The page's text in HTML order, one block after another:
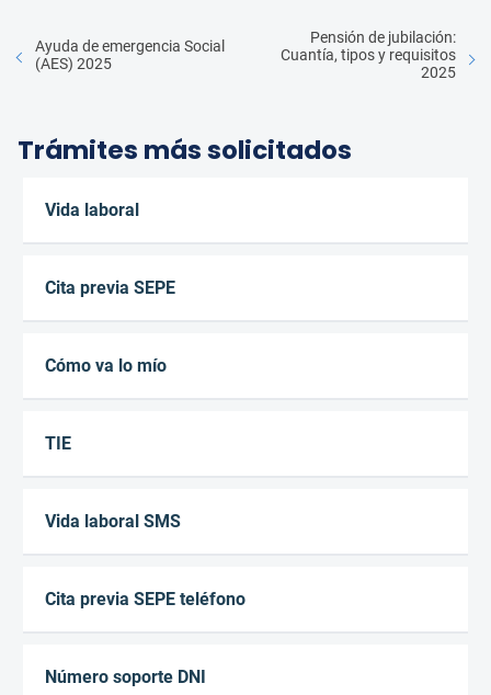
Ayuda de emergencia Social
(AES) 2025
Pensión de jubilación:
Cuantía, tipos y requisitos
2025
Trámites más solicitados
Vida laboral
Cita previa SEPE
Cómo va lo mío
TIE
Vida laboral SMS
Cita previa SEPE teléfono
Número soporte DNI